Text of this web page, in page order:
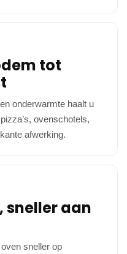
tot
onderwarmte haalt u
ovenschotels,
afwerking.
sneller aan
sneller op